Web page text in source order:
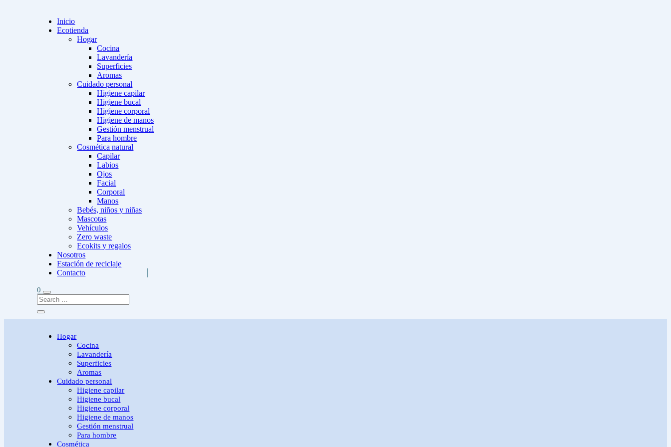
Inicio
Ecotienda
Hogar
Cocina
Lavandería
Superficies
Aromas
Cuidado personal
Higiene capilar
Higiene bucal
Higiene corporal
Higiene de manos
Gestión menstrual
Para hombre
Cosmética natural
Capilar
Labios
Ojos
Facial
Corporal
Manos
Bebés, niños y niñas
Mascotas
Vehículos
Zero waste
Ecokits y regalos
Nosotros
Estación de reciclaje
Contacto
0
Hogar
Cocina
Lavandería
Superficies
Aromas
Cuidado personal
Higiene capilar
Higiene bucal
Higiene corporal
Higiene de manos
Gestión menstrual
Para hombre
Cosmética